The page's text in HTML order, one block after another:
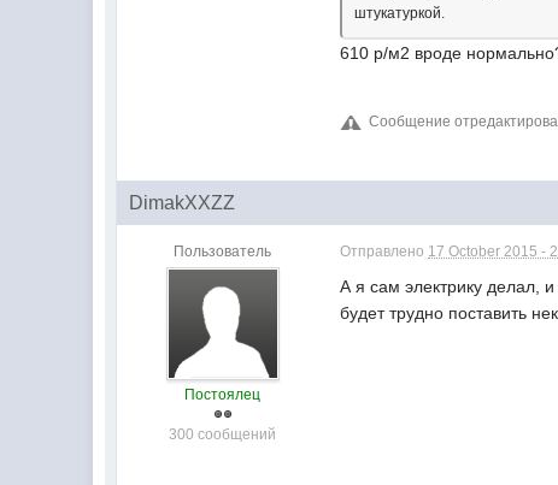
штукатуркой.
610 р/м2 вроде
Сообщение
DimakXXZZ
Пользователь
Постоялец
300 сообщений
Отправлено 17 October 2015 -
А я сам электрику делал,
будет трудно поставить